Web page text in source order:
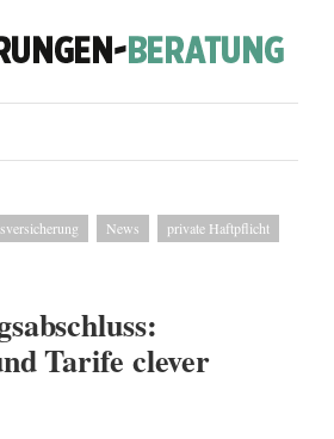
News
private Haftpflicht
Tarife clever